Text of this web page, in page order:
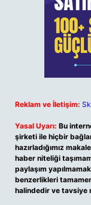
Reklam ve İletişim:
Yasal Uyarı: Bu
şirketi ile hiçbir
hazırladığımız
haber niteliği
paylaşım
benzerlikleri
halindedir ve tavsiye